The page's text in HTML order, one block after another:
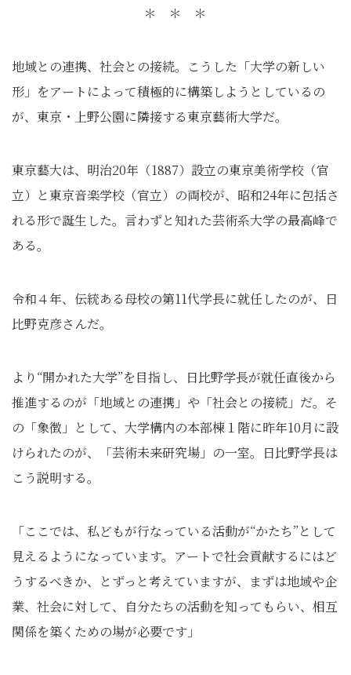
＊ ＊ ＊
地域との連携、社会との接続。こうした「大学の新しい
形」をアートによって積極的に構築しようとしているの
が、東京・上野公園に隣接する東京藝術大学だ。
東京藝大は、明治20年（1887）設立の東京美術学校（官
立）と東京音楽学校（官立）の両校が、昭和24年に包括さ
れる形で誕生した。言わずと知れた芸術系大学の最高峰で
ある。
令和４年、伝統ある母校の第11代学長に就任したのが、日
比野克彦さんだ。
より“開かれた大学”を目指し、日比野学長が就任直後から
推進するのが「地域との連携」や「社会との接続」だ。そ
の「象徴」として、大学構内の本部棟１階に昨年10月に設
けられたのが、「芸術未来研究場」の一室。日比野学長は
こう説明する。
「ここでは、私どもが行なっている活動が“かたち”として
見えるようになっています。アートで社会貢献するにはど
うするべきか、とずっと考えていますが、まずは地域や企
業、社会に対して、自分たちの活動を知ってもらい、相互
関係を築くための場が必要です」